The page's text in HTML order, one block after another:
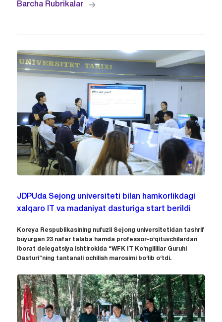
Barcha Rubrikalar
JDPUda Sejong universiteti bilan hamkorlikdagi
xalqaro IT va madaniyat dasturiga start berildi
Koreya Respublikasining nufuzli Sejong universitetidan tashrif
buyurgan 23 nafar talaba hamda professor-o‘qituvchilardan
iborat delegatsiya ishtirokida “WFK IT Ko‘ngillilar Guruhi
Dasturi”ning tantanali ochilish marosimi bo‘lib o‘tdi.